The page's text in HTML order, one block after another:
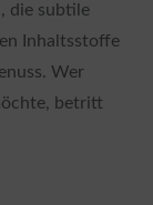
die subtile
Inhaltsstoffe
Wer
betritt